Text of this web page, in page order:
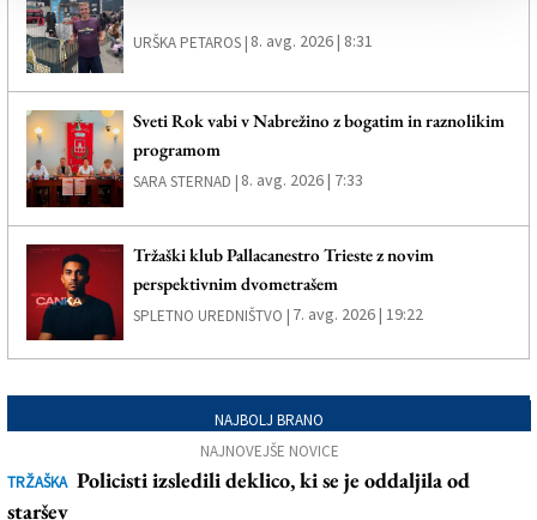
URŠKA PETAROS | 8. avg. 2026 | 8:31
Sveti Rok vabi v Nabrežino z bogatim in raznolikim
programom
SARA STERNAD | 8. avg. 2026 | 7:33
Tržaški klub Pallacanestro Trieste z novim
perspektivnim dvometrašem
SPLETNO UREDNIŠTVO | 7. avg. 2026 | 19:22
NAJBOLJ BRANO
NAJNOVEJŠE NOVICE
TRŽAŠKA Policisti izsledili deklico, ki se je oddaljila od
staršev